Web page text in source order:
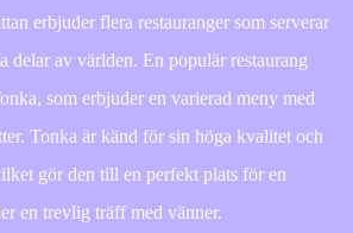
erbjuder flera restauranger som serverar
delar av världen. En populär restaurang
som erbjuder en varierad meny med
Tonka är känd för sin höga kvalitet och
gör den till en perfekt plats för en
en trevlig träff med vänner.